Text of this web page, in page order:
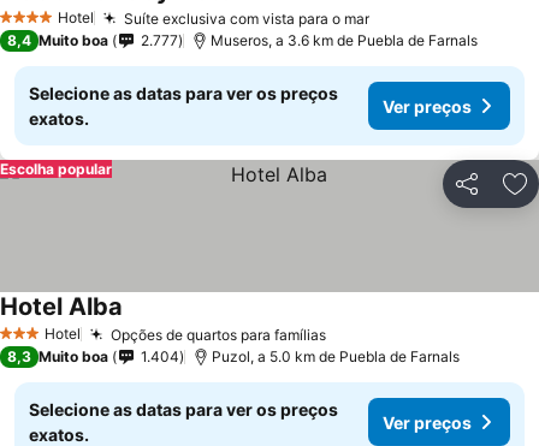
4 EstrelasHotel Suíte exclusiva com vista para o mar
8,4 Muito boa 2.777 Museros, a 3.6 km de Puebla de Farnals
Selecione as datas para ver os preços
exatos.
Ver preços
Partilhar
Escolha popular
3 EstrelasHotel Opções de quartos para famílias
Hotel Alba
8,3 Muito boa 1.404 Puzol, a 5.0 km de Puebla de Farnals
Selecione as datas para ver os preços
exatos.
Ver preços